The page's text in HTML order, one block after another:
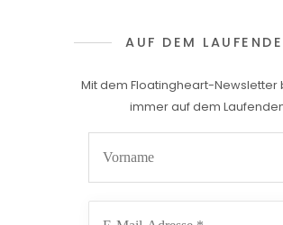
AUF DEM
Mit dem Floatingheart-Newsletter
immer auf dem